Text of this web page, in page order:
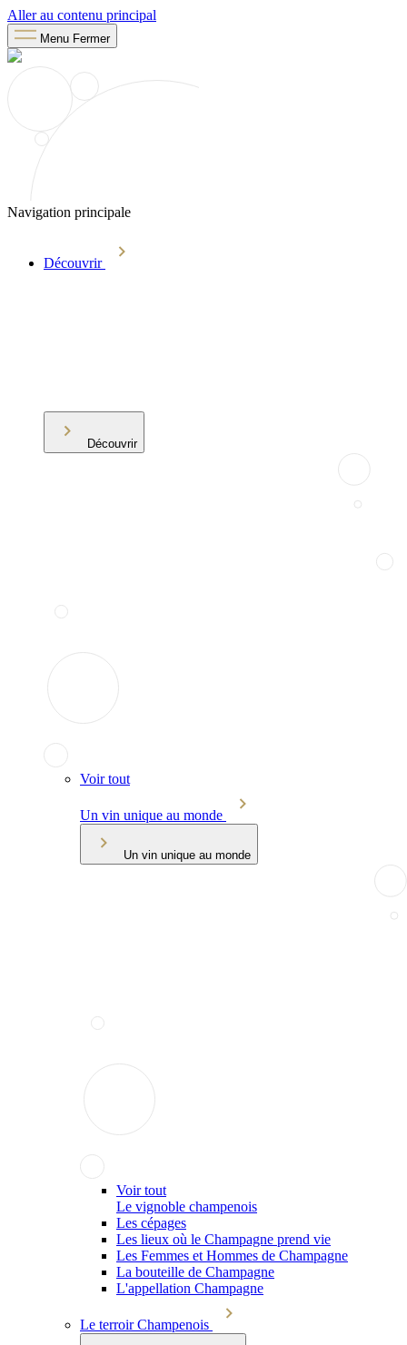
Aller au contenu principal
Menu Fermer
Navigation principale
Découvrir
Découvrir
Voir tout
Un vin unique au monde
Un vin unique au monde
Voir tout
Le vignoble champenois
Les cépages
Les lieux où le Champagne prend vie
Les Femmes et Hommes de Champagne
La bouteille de Champagne
L'appellation Champagne
Le terroir Champenois